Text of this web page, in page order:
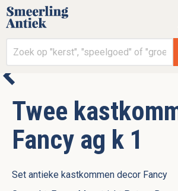
Twee
Fancy ag k 1
Set antieke kastkommen decor Fancy